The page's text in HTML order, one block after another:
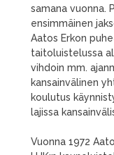
samana vuonna.
ensimmäinen
Aatos Erkon
taitoluistelussa
vihdoin mm.
kansainvälinen
koulutus
lajissa
Vuonna 1972